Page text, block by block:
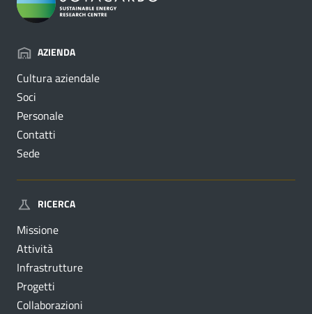
AZIENDA
Cultura aziendale
Soci
Personale
Contatti
Sede
RICERCA
Missione
Attività
Infrastrutture
Progetti
Collaborazioni